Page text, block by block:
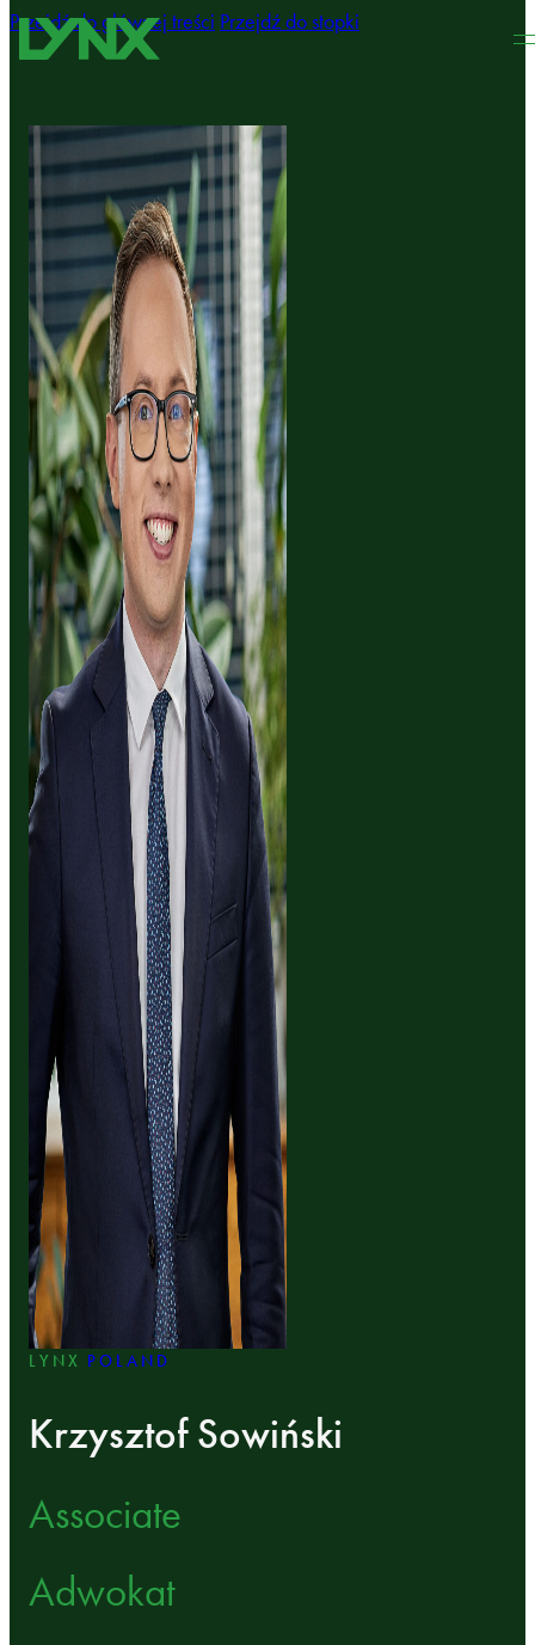
Przejdź do głównej treści Przejdź do stopki
LYNX POLAND
Krzysztof Sowiński
Associate
Adwokat